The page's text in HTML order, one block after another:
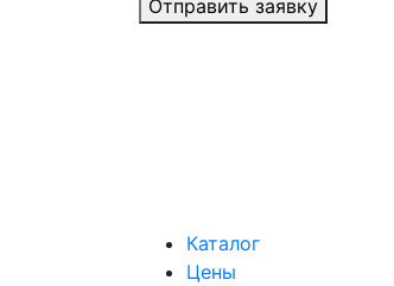
Отправить заявку
Каталог
Цены